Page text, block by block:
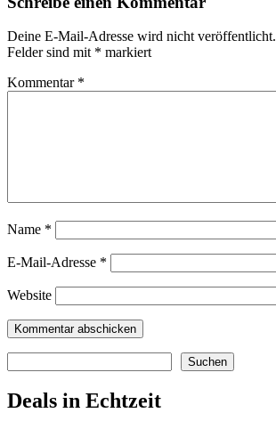
Deine E-Mail-Adresse wird nicht veröffentlicht.
Felder sind mit * markiert
Kommentar *
Name *
E-Mail-Adresse *
Website
Suchen
Deals in Echtzeit